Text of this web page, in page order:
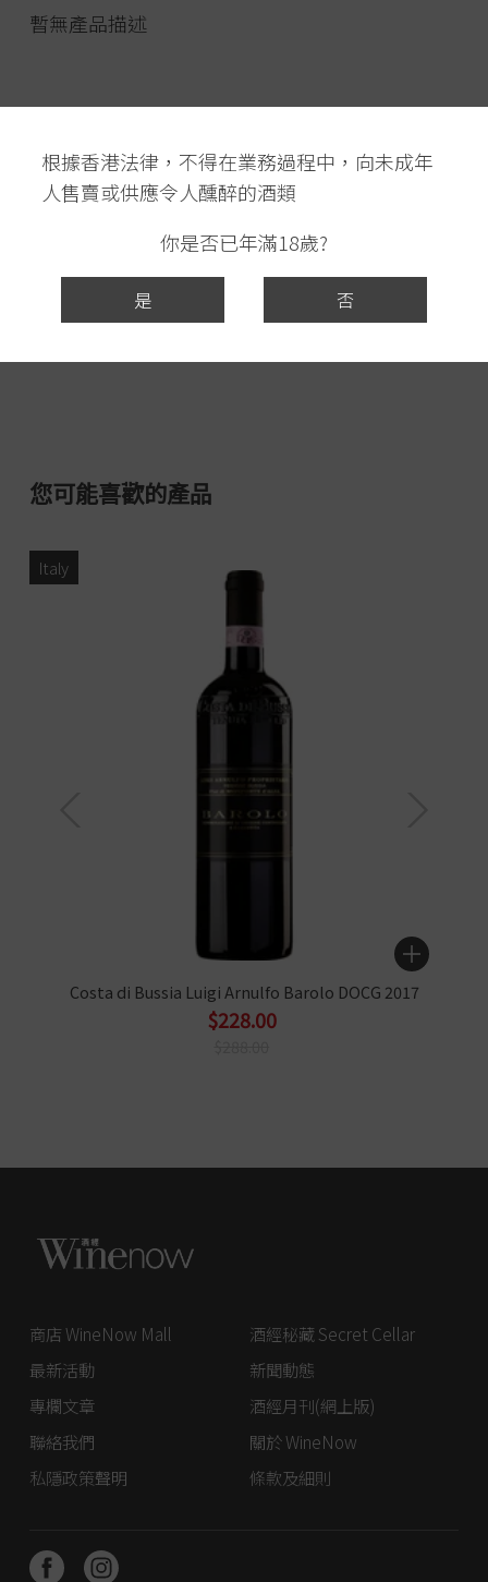
根據香港法律，不得在業務過程中，向未成年
人售賣或供應令人醺醉的酒類
你是否已年滿18歲?
是 否
暫無產品描述
您可能喜歡的產品
Italy
Costa di Bussia Luigi Arnulfo Barolo DOCG 2017
$228.00
商店 WineNow Mall
酒經秘藏 Secret Cellar
最新活動
新聞動態
專欄文章
酒經月刊(網上版)
聯絡我們
關於 WineNow
私隱政策聲明
條款及細則